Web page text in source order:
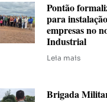
Pontão
para
empresas no
Industrial
Leia mais
Brigada